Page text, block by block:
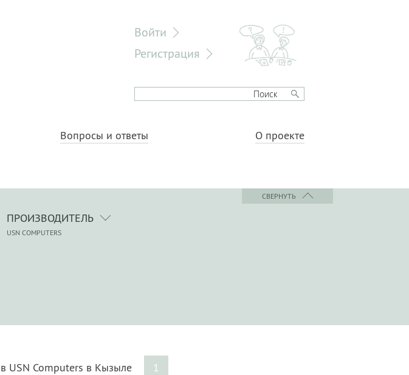
Войти
Регистрация
Вопросы и ответы О проекте
СВЕРНУТЬ
ПРОИЗВОДИТЕЛЬ
USN COMPUTERS
USN Computers в Кызыле 1